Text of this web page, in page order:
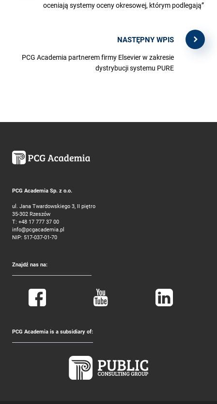
oceniają systemy oceny okresowej, którym podlegają”
NASTĘPNY WPIS
PCG Academia partnerem firmy Elsevier w zakresie
dystrybucji systemu PURE
PCG Academia Sp. z o.o.
ul. Jana Twardowskiego 3, II piętro
35-302 Rzeszów
T: +48 17 777 37 00
info@pcgacademia.pl
NIP: 517-037-01-70
Znajdź nas na:
PCG Academia is a subsidiary of: